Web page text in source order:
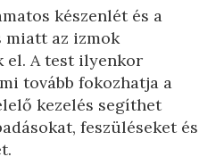
készenlét és a
miatt az izmok
el. A test ilyenkor
tovább fokozhatja a
kezelés segíthet
feszüléseket és